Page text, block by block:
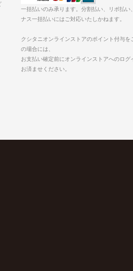
一括払いのみ承ります。分割払い、リボ払い
ナス一括払いにはご対応いたしかねます。
クシタニオンラインストアのポイント付与を
の場合には、
お支払い確定前にオンラインストアへのログ
お済ませください。